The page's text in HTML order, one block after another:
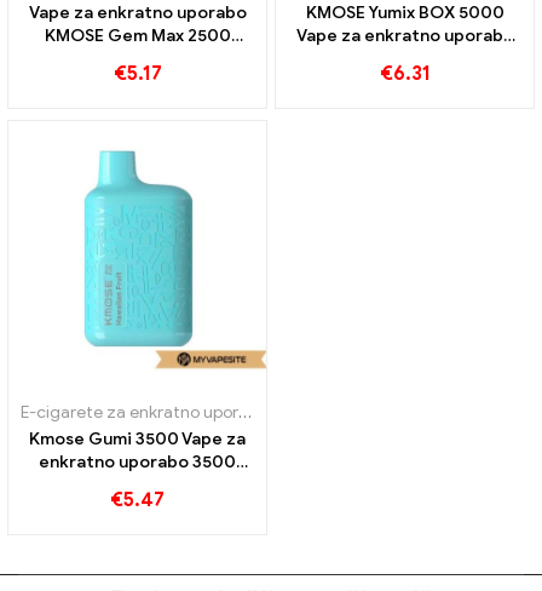
Vape za enkratno uporabo
KMOSE Gem Max 2500
€5.17
KMOSE Yumix BOX 5000
Vape za enkratno uporabo
€6.31
E-cigarete za enkratno uporabo
Kmose Gumi 3500 Vape za
enkratno uporabo 3500
€5.47